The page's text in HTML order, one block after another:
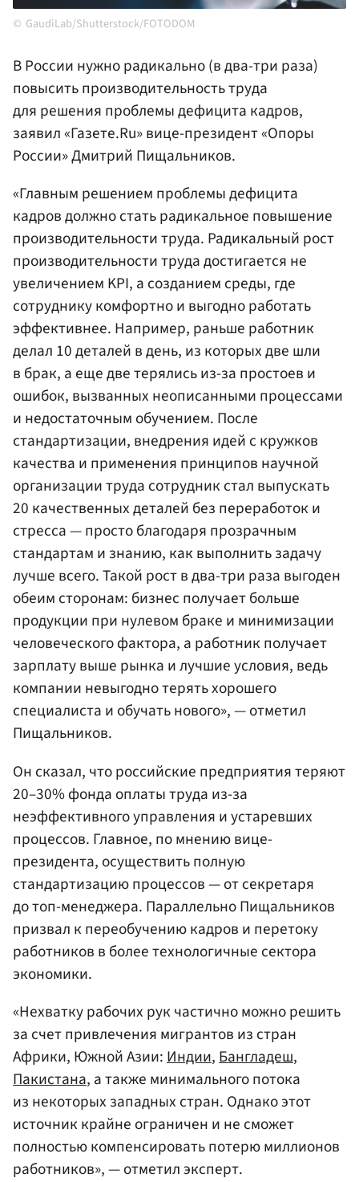
GaudiLab/Shutterstock/FOTODOM
В России нужно радикально (в два-три раза)
повысить производительность труда
для решения проблемы дефицита кадров,
заявил «Газете.Ru» вице-президент «Опоры
России» Дмитрий Пищальников.
«Главным решением проблемы дефицита
кадров должно стать радикальное повышение
производительности труда. Радикальный рост
производительности труда достигается не
увеличением KPI, а созданием среды, где
сотруднику комфортно и выгодно работать
эффективнее. Например, раньше работник
делал 10 деталей в день, из которых две шли
в брак, а еще две терялись из-за простоев и
ошибок, вызванных неописанными процессами
и недостаточным обучением. После
стандартизации, внедрения идей с кружков
качества и применения принципов научной
организации труда сотрудник стал выпускать
20 качественных деталей без переработок и
стресса — просто благодаря прозрачным
стандартам и знанию, как выполнить задачу
лучше всего. Такой рост в два-три раза выгоден
обеим сторонам: бизнес получает больше
продукции при нулевом браке и минимизации
человеческого фактора, а работник получает
зарплату выше рынка и лучшие условия, ведь
компании невыгодно терять хорошего
специалиста и обучать нового», — отметил
Пищальников.
Он сказал, что российские предприятия теряют
20–30% фонда оплаты труда из-за
неэффективного управления и устаревших
процессов. Главное, по мнению вице-
президента, осуществить полную
стандартизацию процессов — от секретаря
до топ-менеджера. Параллельно Пищальников
призвал к переобучению кадров и перетоку
работников в более технологичные сектора
экономики.
«Нехватку рабочих рук частично можно решить
за счет привлечения мигрантов из стран
Африки, Южной Азии:Индии,Бангладеш,
Пакистана, а также минимального потока
из некоторых западных стран. Однако этот
источник крайне ограничен и не сможет
полностью компенсировать потерю миллионов
работников», — отметил эксперт.